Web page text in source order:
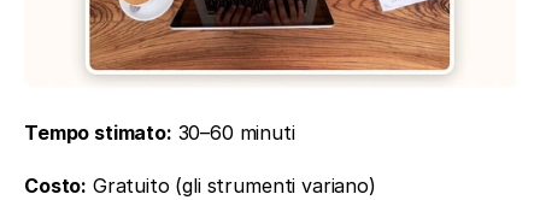
Tempo stimato: 30–60 minuti
Costo: Gratuito (gli strumenti variano)